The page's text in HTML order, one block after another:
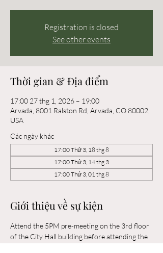
Registration is closed
See other events
Thời gian & Địa điểm
17:00 27 thg 1, 2026 – 19:00
Arvada, 8001 Ralston Rd, Arvada, CO 80002,
USA
Các ngày khác
17:00 Thứ 3, 18 thg 8
17:00 Thứ 3, 14 thg 3
17:00 Thứ 3, 01 thg 8
Giới thiệu về sự kiện
Attend the 5PM pre-meeting on the 3rd floor
of the City Hall building before attending the